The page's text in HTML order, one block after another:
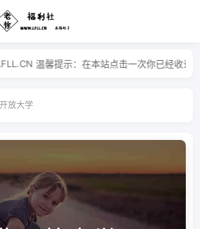
温馨提示：在本站点击一次你已经收录
放大学